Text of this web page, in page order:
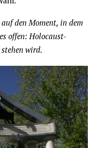
den Moment, in dem
offen: Holocaust-
wird.